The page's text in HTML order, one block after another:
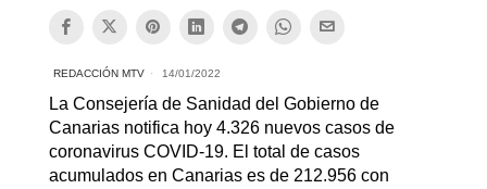
REDACCIÓN MTV 14/01/2022
La Consejería de Sanidad del Gobierno de
Canarias notifica hoy 4.326 nuevos casos de
coronavirus COVID-19. El total de casos
acumulados en Canarias es de 212.956 con